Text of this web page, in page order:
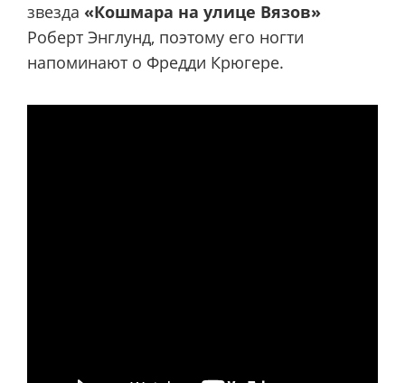
звезда «Кошмара на улице Вязов»
Роберт Энглунд, поэтому его ногти
напоминают о Фредди Крюгере.